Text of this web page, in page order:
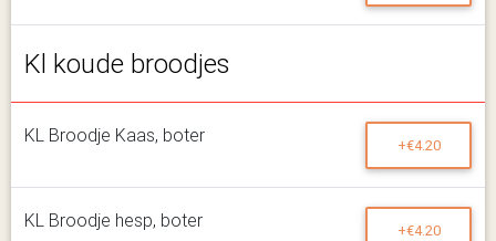
Kl koude broodjes
KL Broodje Kaas, boter +€4.20
KL Broodje hesp, boter +€4.20